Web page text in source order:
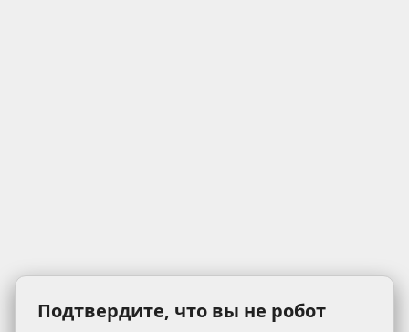
Подтвердите, что вы не робот